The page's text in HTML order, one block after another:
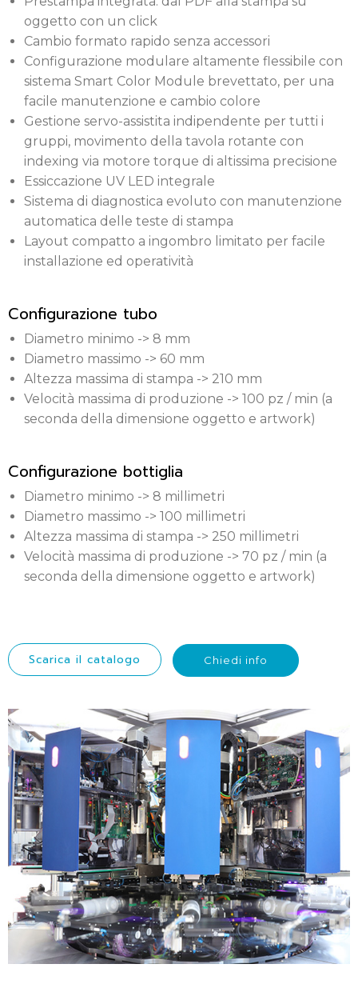
oggetto con un click
Cambio formato rapido senza accessori
Configurazione modulare altamente flessibile con
sistema Smart Color Module brevettato, per una
facile manutenzione e cambio colore
Gestione servo-assistita indipendente per tutti i
gruppi, movimento della tavola rotante con
indexing via motore torque di altissima precisione
Essiccazione UV LED integrale
Sistema di diagnostica evoluto con manutenzione
automatica delle teste di stampa
Layout compatto a ingombro limitato per facile
installazione ed operatività
Configurazione tubo
Diametro minimo -> 8 mm
Diametro massimo -> 60 mm
Altezza massima di stampa -> 210 mm
Velocità massima di produzione -> 100 pz / min (a
seconda della dimensione oggetto e artwork)
Configurazione bottiglia
Diametro minimo -> 8 millimetri
Diametro massimo -> 100 millimetri
Altezza massima di stampa -> 250 millimetri
Velocità massima di produzione -> 70 pz / min (a
seconda della dimensione oggetto e artwork)
Scarica il catalogo Chiedi info